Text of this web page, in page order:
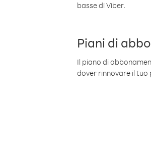
basse di Viber.
Piani di
Il piano di
dover rinnovare il tuo